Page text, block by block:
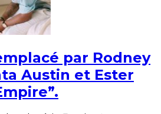
par Rodney
Austin et Ester